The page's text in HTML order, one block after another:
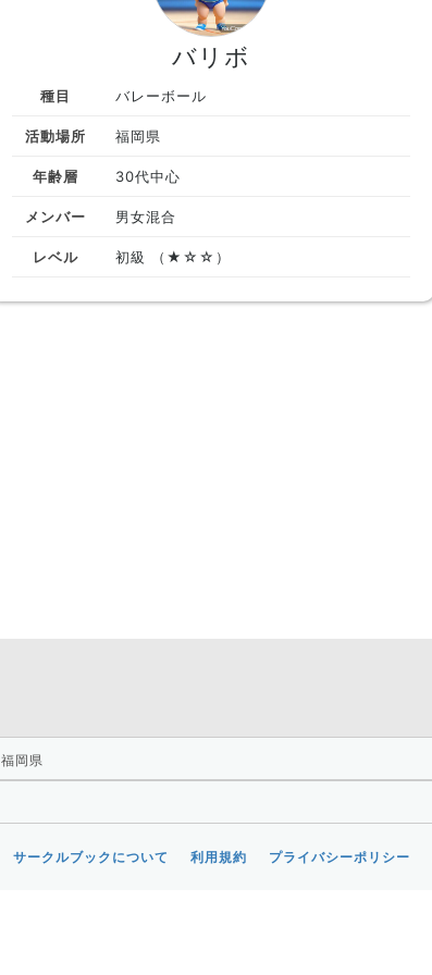
バリボ
種目 バレーボール
活動場所 福岡県
年齢層 30代中心
メンバー 男女混合
レベル 初級 （★☆☆）
福岡県
サークルブックについて 利用規約 プライバシーポリシー